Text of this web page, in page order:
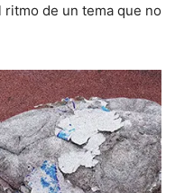
ritmo de un tema que no